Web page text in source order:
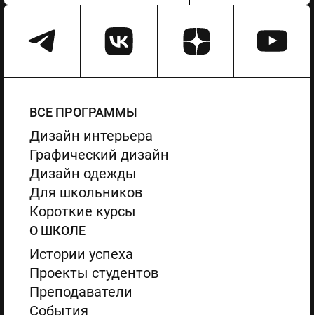
ВСЕ ПРОГРАММЫ
Дизайн интерьера
Графический дизайн
Дизайн одежды
Для школьников
Короткие курсы
О ШКОЛЕ
Истории успеха
Проекты студентов
Преподаватели
События